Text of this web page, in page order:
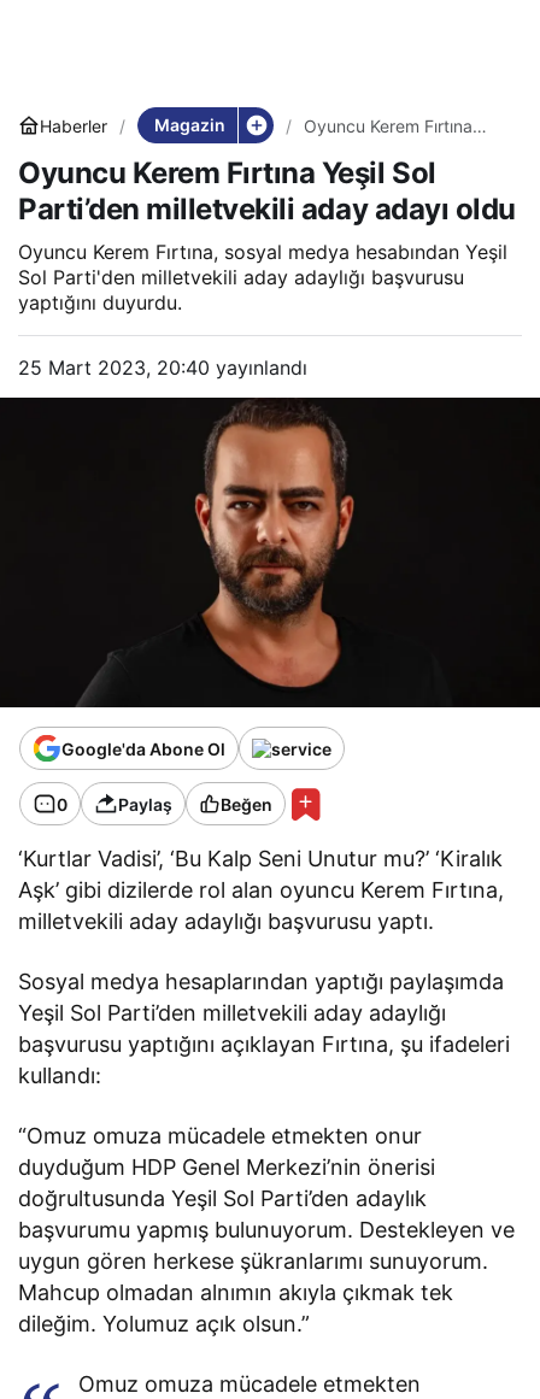
Haberler Magazin
Oyuncu Kerem Fırtına
milletvekili aday adayı
oldu
Oyuncu Kerem Fırtına Yeşil Sol
Parti’den milletvekili aday adayı oldu
Oyuncu Kerem Fırtına, sosyal medya hesabından Yeşil
Sol Parti'den milletvekili aday adaylığı başvurusu
yaptığını duyurdu.
25 Mart 2023, 20:40 yayınlandı
Google'da Abone Ol
0 Paylaş Beğen
‘Kurtlar Vadisi’, ‘Bu Kalp Seni Unutur mu?’ ‘Kiralık
Aşk’ gibi dizilerde rol alan oyuncu Kerem Fırtına,
milletvekili aday adaylığı başvurusu yaptı.
Sosyal medya hesaplarından yaptığı paylaşımda
Yeşil Sol Parti’den milletvekili aday adaylığı
başvurusu yaptığını açıklayan Fırtına, şu ifadeleri
kullandı:
“Omuz omuza mücadele etmekten onur
duyduğum HDP Genel Merkezi’nin önerisi
doğrultusunda Yeşil Sol Parti’den adaylık
başvurumu yapmış bulunuyorum. Destekleyen ve
uygun gören herkese şükranlarımı sunuyorum.
Mahcup olmadan alnımın akıyla çıkmak tek
dileğim. Yolumuz açık olsun.”
Omuz omuza mücadele etmekten